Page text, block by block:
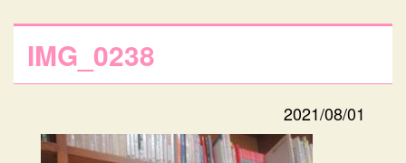
IMG_0238
2021/08/01